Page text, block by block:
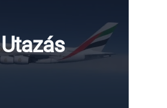
Utazás